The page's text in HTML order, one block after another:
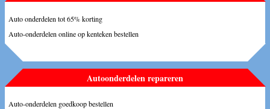
Auto onderdelen tot 65% korting
Auto-onderdelen online op kenteken bestellen
Autoonderdelen repareren
Auto-onderdelen goedkoop bestellen